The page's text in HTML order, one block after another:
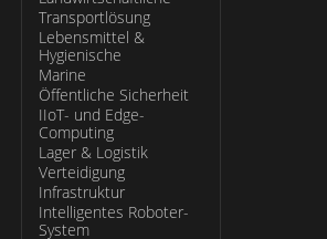
Transportlösung
Lebensmittel &
Hygienische
Marine
Öffentliche Sicherheit
IIoT- und Edge-
Computing
Lager & Logistik
Verteidigung
Infrastruktur
Intelligentes Roboter-
System